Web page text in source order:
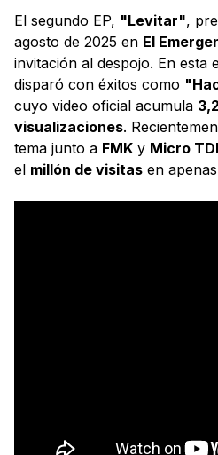
El segundo EP, "Levitar",
agosto de 2025 en El
invitación al despojo. En esta
disparó con éxitos como
cuyo video oficial acumula
visualizaciones.
tema junto a FMK y Micro
el millón de visitas en